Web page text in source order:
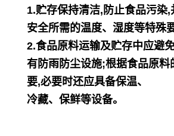
1.贮存保持清洁,防止食品污染
安全所需的温度、湿度等特殊
2.食品原料运输及贮存中应避
有防雨防尘设施;根据食品原料
要,必要时还应具备保温、
冷藏、保鲜等设备。